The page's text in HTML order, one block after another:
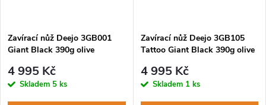
Zavírací nůž Deejo 3GB001
Giant Black 390g olive
4 995 Kč
Skladem 5 ks
Zavírací nůž Deejo 3GB105
Tattoo Giant Black 390g olive
4 995 Kč
Skladem 1 ks